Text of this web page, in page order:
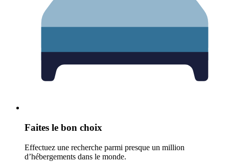
Faites le bon choix
Effectuez une recherche parmi presque un million
d’hébergements dans le monde.